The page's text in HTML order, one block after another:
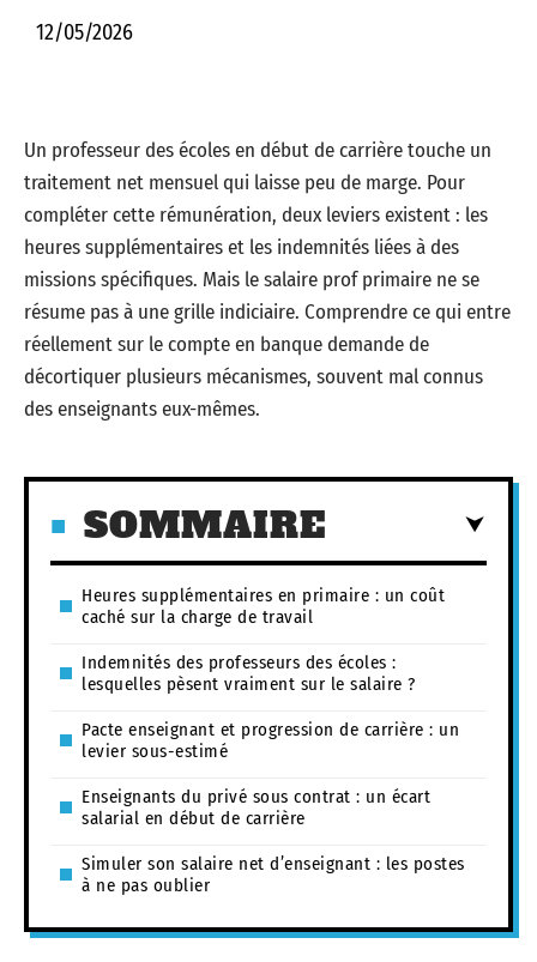
12/05/2026
Un professeur des écoles en début de carrière touche un
traitement net mensuel qui laisse peu de marge. Pour
compléter cette rémunération, deux leviers existent : les
heures supplémentaires et les indemnités liées à des
missions spécifiques. Mais le salaire prof primaire ne se
résume pas à une grille indiciaire. Comprendre ce qui entre
réellement sur le compte en banque demande de
décortiquer plusieurs mécanismes, souvent mal connus
des enseignants eux-mêmes.
SOMMAIRE
Heures supplémentaires en primaire : un coût
caché sur la charge de travail
Indemnités des professeurs des écoles :
lesquelles pèsent vraiment sur le salaire ?
Pacte enseignant et progression de carrière : un
levier sous-estimé
Enseignants du privé sous contrat : un écart
salarial en début de carrière
Simuler son salaire net d’enseignant : les postes
à ne pas oublier